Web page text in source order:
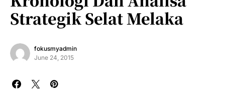
Strategik Selat Melaka
fokusmyadmin
June 24, 2015